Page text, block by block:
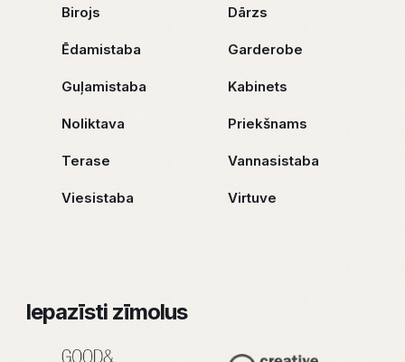
Birojs Dārzs
Ēdamistaba Garderobe
Guļamistaba Kabinets
Noliktava Priekšnams
Terase Vannasistaba
Viesistaba Virtuve
Iepazīsti zīmolus